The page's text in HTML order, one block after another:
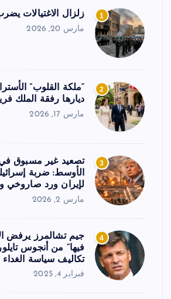
1 زلزال الاغتيالات
مارس 20, 2026
2
“ملكة القلوب”
ديارها رفقة الملك
مارس 17, 2026
3
تصعيد غير مسبوق
الأوسط: ضربة
لإيران ورد صاروخي
مارس 2, 2026
4
جيم تشالمرز يرفض
فيها” من أنجوس
تكاليف سياسة الغداء
فبراير 4, 2025